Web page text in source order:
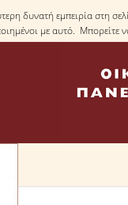
δυνατή εμπειρία στη
με αυτό. Μπορείτε